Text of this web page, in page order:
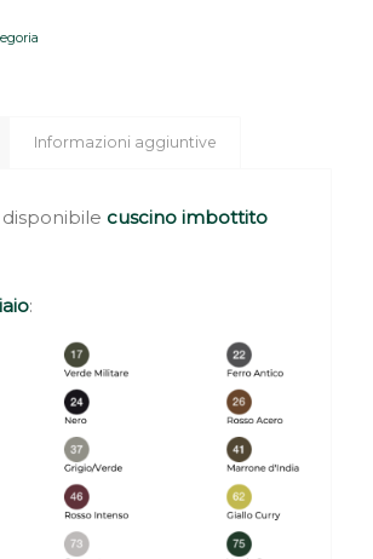
Informazioni aggiuntive
cuscino imbottito
: